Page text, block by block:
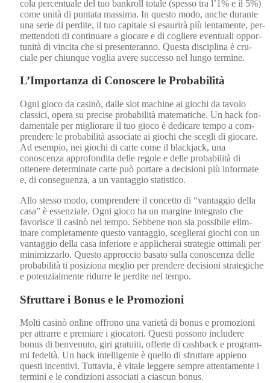
co­la per­centuale del tuo bankroll totale (spes­so tra l’1% e il 5%)
come unità di pun­ta­ta mas­si­ma. In questo modo, anche durante
una serie di perdite, il tuo cap­i­tale si esaurirà più lenta­mente, per­
me­t­ten­doti di con­tin­uare a gio­care e di cogliere even­tu­ali oppor­
tu­nità di vinci­ta che si pre­sen­ter­an­no. Ques­ta dis­ci­plina è cru­
ciale per chi­unque voglia avere suc­ces­so nel lun­go ter­mine.
L’Importanza di Conoscere le Probabilità
Ogni gio­co da cas­inò, dalle slot machine ai giochi da tavo­lo
clas­si­ci, opera su pre­cise prob­a­bil­ità matem­atiche. Un hack fon­
da­men­tale per miglio­rare il tuo gio­co è dedi­care tem­po a com­
pren­dere le prob­a­bil­ità asso­ciate ai giochi che scegli di gio­care.
Ad esem­pio, nei giochi di carte come il black­jack, una
conoscen­za appro­fon­di­ta delle regole e delle prob­a­bil­ità di
ottenere deter­mi­nate carte può portare a deci­sioni più infor­mate
e, di con­seguen­za, a un van­tag­gio sta­tis­ti­co.
Allo stes­so modo, com­pren­dere il con­cet­to di “van­tag­gio del­la
casa” è essen­ziale. Ogni gio­co ha un mar­gine inte­gra­to che
favorisce il cas­inò nel tem­po. Sebbene non sia pos­si­bile elim­
inare com­ple­ta­mente questo van­tag­gio, sceglierai giochi con un
van­tag­gio del­la casa infe­ri­ore e applicherai strate­gie otti­mali per
min­i­miz­zar­lo. Questo approc­cio basato sul­la conoscen­za delle
prob­a­bil­ità ti posiziona meglio per pren­dere deci­sioni strate­giche
e poten­zial­mente ridurre le perdite nel tem­po.
Sfruttare i Bonus e le Promozioni
Molti cas­inò online offrono una vari­età di bonus e pro­mozioni
per attrarre e pre­mi­are i gio­ca­tori. Questi pos­sono includ­ere
bonus di ben­venu­to, giri gra­tu­iti, offerte di cash­back e pro­gram­
mi fedeltà. Un hack intel­li­gente è quel­lo di sfruttare appieno
questi incen­tivi. Tut­tavia, è vitale leg­gere sem­pre atten­ta­mente i
ter­mi­ni e le con­dizioni asso­ciati a cias­cun bonus.